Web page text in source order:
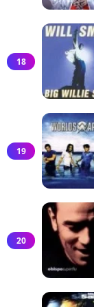
18
19
20